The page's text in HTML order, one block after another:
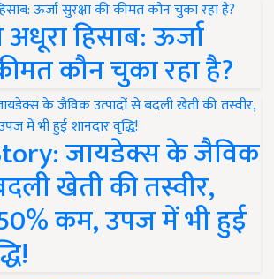
हिसाब: ऊर्जा
कौन चुका रहा है?
जायडेक्स के जैविक
खेती की तस्वीर,
कम, उपज में भी हुई